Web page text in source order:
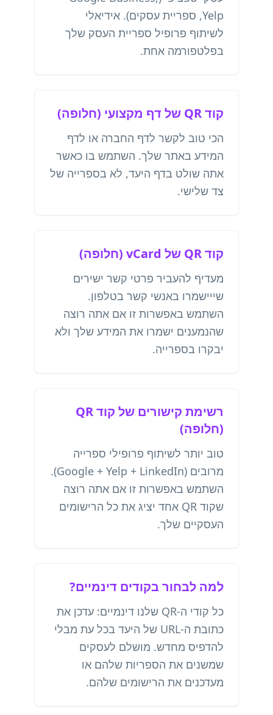
Yelp, ספריית עסקים). אידיאלי
לשיתוף פרופיל ספריית העסק שלך
בפלטפורמה אחת.
קוד QR של דף מקצועי (חלופה)
הכי טוב לקשר לדף החברה או לדף
המידע באתר שלך. השתמש בו כאשר
אתה שולט בדף היעד, לא בספרייה של
צד שלישי.
קוד QR של vCard (חלופה)
מעדיף להעביר פרטי קשר ישירים
שייישמרו באנשי קשר בטלפון.
השתמש באפשרות זו אם אתה רוצה
שהנמענים ישמרו את המידע שלך ולא
יבקרו בספרייה.
רשימת קישורים של קוד QR
(חלופה)
טוב יותר לשיתוף פרופילי ספרייה
מרובים (Google + Yelp + LinkedIn).
השתמש באפשרות זו אם אתה רוצה
שקוד QR אחד יציג את כל הרישומים
העסקיים שלך.
למה לבחור בקודים דינמיים?
כל קודי ה-QR שלנו דינמיים: עדכן את
כתובת ה-URL של היעד בכל עת מבלי
להדפיס מחדש. מושלם לעסקים
שמשנים את הספריות שלהם או
מעדכנים את הרישומים שלהם.